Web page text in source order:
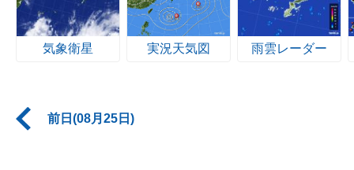
気象衛星 実況天気図 雨雲レーダー
前日(08月25日)